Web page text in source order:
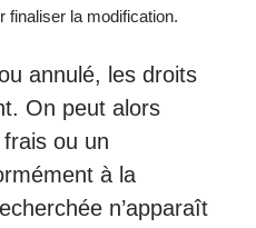
finaliser la modification.
annulé, les droits
On peut alors
ou un
à la
n’apparaît